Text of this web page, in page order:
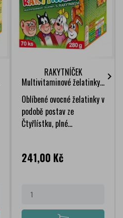
RAKYTNÍČEK
Multivitaminové želatinky...
Oblíbené ovocné želatinky v
podobě postav ze
Čtyřlístku, plné...
Cena
241,00 Kč
